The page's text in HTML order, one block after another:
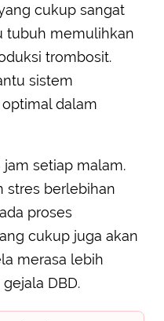
cukup sangat
tubuh memulihkan
trombosit.
sistem
dalam
setiap malam.
stres berlebihan
proses
cukup juga akan
merasa lebih
DBD.